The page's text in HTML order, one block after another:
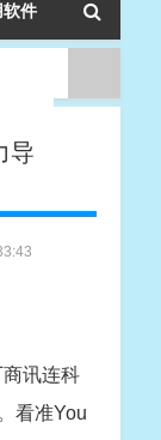
软件
导
讯连科
看准You